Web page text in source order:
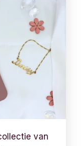
van